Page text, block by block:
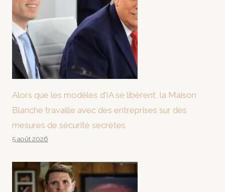
Alors que les modèles d’IA se libèrent, la Maison
Blanche travaille avec des entreprises sur des
mesures de sécurité secrètes
5 août 2026